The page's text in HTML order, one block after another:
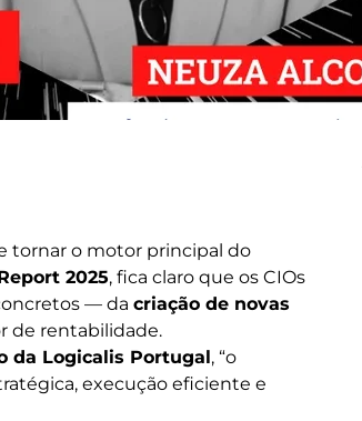
tornar o motor principal do
2025, fica claro que os CIOs
— da criação de novas
de rentabilidade.
da Logicalis Portugal, “o
execução eficiente e